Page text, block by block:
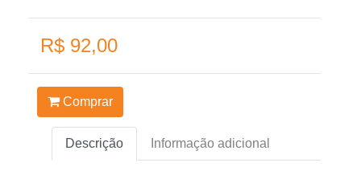
R$ 92,00
Comprar
Descrição Informação adicional